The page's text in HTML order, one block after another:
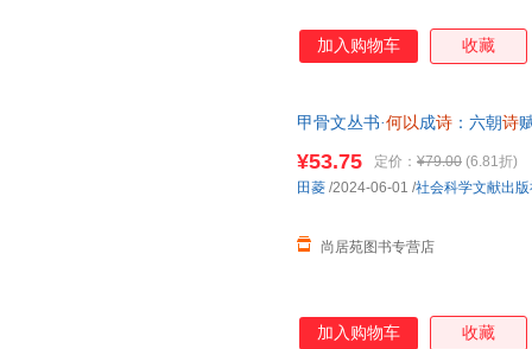
加入购物车 收藏
甲骨文丛书·何以成诗 ：六朝诗
¥53.75 定价： ¥79.00 (6.81折)
尚居苑图书专营店
田菱 /2024-06-01 /社会科学文献出
加入购物车 收藏